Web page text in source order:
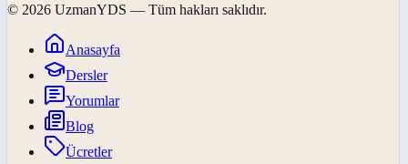
© 2026 UzmanYDS — Tüm hakları saklıdır.
Anasayfa
Dersler
Yorumlar
Blog
Ücretler